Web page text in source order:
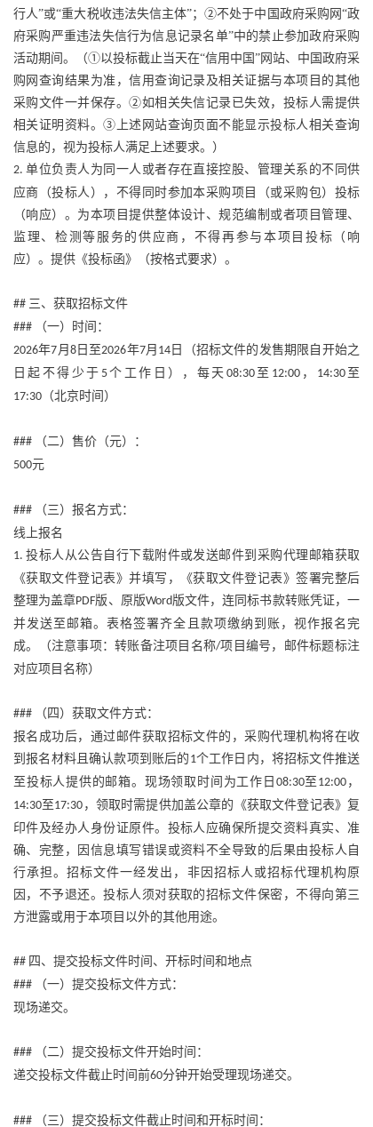
行人”或“重大税收违法失信主体”；②不处于中国政府采购网“政
府采购严重违法失信行为信息记录名单”中的禁止参加政府采购
活动期间。（①以投标截止当天在“信用中国”网站、中国政府采
购网查询结果为准，信用查询记录及相关证据与本项目的其他
采购文件一并保存。②如相关失信记录已失效，投标人需提供
相关证明资料。③上述网站查询页面不能显示投标人相关查询
信息的，视为投标人满足上述要求。）
2.单位负责人为同一人或者存在直接控股、管理关系的不同供
应商（投标人），不得同时参加本采购项目（或采购包）投标
（响应）。为本项目提供整体设计、规范编制或者项目管理、
监理、检测等服务的供应商，不得再参与本项目投标（响
应）。提供《投标函》（按格式要求）。
## 三、获取招标文件
###
（一）时间：
2026年7月 8日至2026年7月 14 日（招标文件的发售期限自开始之
日起不得少于 5个工作日），每天 08:30至 12:00， 14:30至
17:30 （北京时间）
###
（二）售价（元）：
500元
###
（三）报名方式：
线上报名
1.投标人从公告自行下载附件或发送邮件到采购代理邮箱获取
《获取文件登记表》并填写，《获取文件登记表》签署完整后
整理为盖章PDF版、原版Word版文件，连同标书款转账凭证，一
并发送至邮箱。表格签署齐全且款项缴纳到账，视作报名完
成。（注意事项：转账备注项目名称/项目编号，邮件标题标注
对应项目名称）
###
（四）获取文件方式：
报名成功后，通过邮件获取招标文件的，采购代理机构将在收
到报名材料且确认款项到账后的 1个工作日内，将招标文件推送
至投标人提供的邮箱。现场领取时间为工作日 08:30至 12:00 ，
14:30至17:30 ，领取时需提供加盖公章的《获取文件登记表》复
印件及经办人身份证原件。投标人应确保所提交资料真实、准
确、完整，因信息填写错误或资料不全导致的后果由投标人自
行承担。招标文件一经发出，非因招标人或招标代理机构原
因，不予退还。投标人须对获取的招标文件保密，不得向第三
方泄露或用于本项目以外的其他用途。
## 四、提交投标文件时间、开标时间和地点
###
（一）提交投标文件方式：
现场递交。
###
（二）提交投标文件开始时间：
递交投标文件截止时间前60分钟开始受理现场递交。
###
（三）提交投标文件截止时间和开标时间：